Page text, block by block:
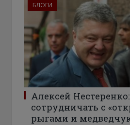
БЛОГИ
Алексей
сотрудничать с
рыгами и